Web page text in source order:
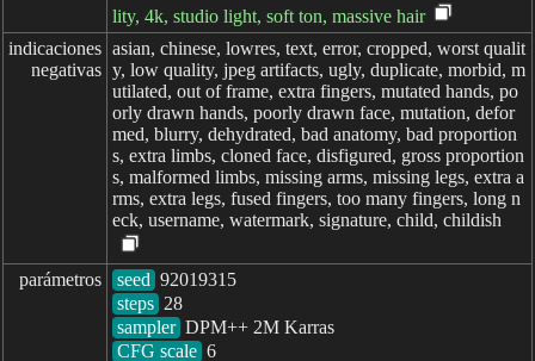
lity, 4k, studio light, soft ton, massive hair
indicaciones
negativas
asian, chinese, lowres, text, error, cropped, worst qualit
y, low quality, jpeg artifacts, ugly, duplicate, morbid, m
utilated, out of frame, extra fingers, mutated hands, po
orly drawn hands, poorly drawn face, mutation, defor
med, blurry, dehydrated, bad anatomy, bad proportion
s, extra limbs, cloned face, disfigured, gross proportion
s, malformed limbs, missing arms, missing legs, extra a
rms, extra legs, fused fingers, too many fingers, long n
eck, username, watermark, signature, child, childish
parámetros seed
steps
sampler
CFG scale